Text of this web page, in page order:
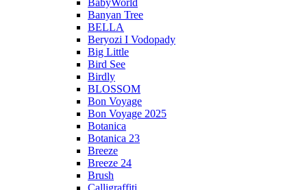
BabyWorld
Banyan Tree
BELLA
Beryozi I Vodopady
Big Little
Bird See
Birdly
BLOSSOM
Bon Voyage
Bon Voyage 2025
Botanica
Botanica 23
Breeze
Breeze 24
Brush
Calligraffiti